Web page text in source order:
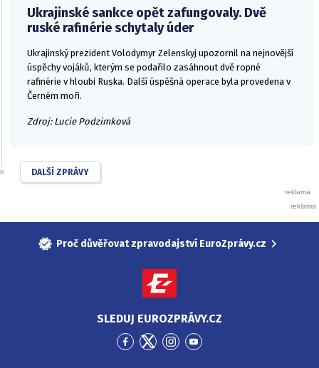
Ukrajinské sankce opět zafungovaly. Dvě
ruské rafinérie schytaly úder
Ukrajinský prezident Volodymyr Zelenskyj upozornil na nejnovější
úspěchy vojáků, kterým se podařilo zasáhnout dvě ropné
rafinérie v hloubi Ruska. Další úspěšná operace byla provedena v
Černém moři.
Zdroj: Lucie Podzimková
DALŠÍ ZPRÁVY
Proč důvěřovat zpravodajství EuroZprávy.cz
SLEDUJ EUROZPRÁVY.CZ
PřejítPřejítPřejítPřejít